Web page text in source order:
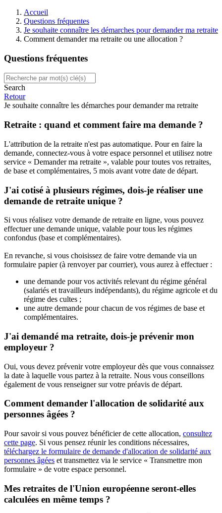
Accueil
Questions fréquentes
Je souhaite connaître les démarches pour demander ma retraite
Comment demander ma retraite ou une allocation ?
Questions fréquentes
Search
Retour
Je souhaite connaître les démarches pour demander ma retraite
Retraite : quand et comment faire ma demande ?
L'attribution de la retraite n'est pas automatique. Pour en faire la
demande, connectez-vous à votre espace personnel et utilisez notre
service « Demander ma retraite », valable pour toutes vos retraites,
de base et complémentaires, 5 mois avant votre date de départ.
J'ai cotisé à plusieurs régimes, dois-je réaliser une
demande de retraite unique ?
Si vous réalisez votre demande de retraite en ligne, vous pouvez
effectuer une demande unique, valable pour tous les régimes
confondus (base et complémentaires).
En revanche, si vous choisissez de faire votre demande via un
formulaire papier (à renvoyer par courrier), vous aurez à effectuer :
une demande pour vos activités relevant du régime général
(salariés et travailleurs indépendants), du régime agricole et du
régime des cultes ;
une autre demande pour chacun de vos régimes de base et
complémentaires.
J'ai demandé ma retraite, dois-je prévenir mon
employeur ?
Oui, vous devez prévenir votre employeur dès que vous connaissez
la date à laquelle vous partez à la retraite. Nous vous conseillons
également de vous renseigner sur votre préavis de départ.
Comment demander l'allocation de solidarité aux
personnes âgées ?
Pour savoir si vous pouvez bénéficier de cette allocation, consultez
cette page. Si vous pensez réunir les conditions nécessaires,
téléchargez le formulaire de demande d'allocation de solidarité aux
personnes âgées et transmettez via le service « Transmettre mon
formulaire » de votre espace personnel.
Mes retraites de l'Union européenne seront-elles
calculées en même temps ?